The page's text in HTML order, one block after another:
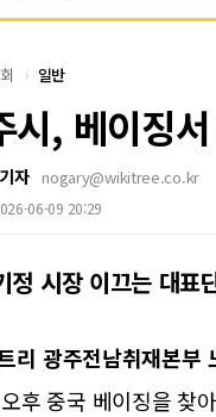
일반
시, 베이징
자 nogary@wikitree.co.kr
06-09 20:29
정 시장 이끄는 대
리 광주전남취재본부
후 중국 베이징을 찾